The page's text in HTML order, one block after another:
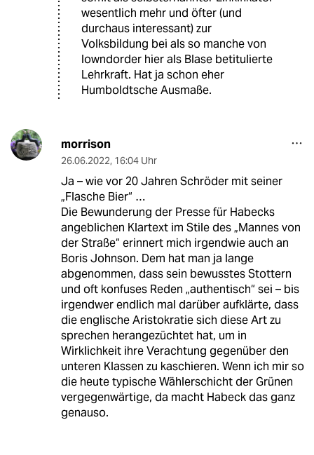
wesentlich mehr und öfter (und
durchaus interessant) zur
Volksbildung bei als so manche von
lowndorder hier als Blase betitulierte
Lehrkraft. Hat ja schon eher
Humboldtsche Ausmaße.
morrison
26.06.2022, 16:04 Uhr
Ja – wie vor 20 Jahren Schröder mit seiner
„Flasche Bier“ …
Die Bewunderung der Presse für Habecks
angeblichen Klartext im Stile des „Mannes von
der Straße“ erinnert mich irgendwie auch an
Boris Johnson. Dem hat man ja lange
abgenommen, dass sein bewusstes Stottern
und oft konfuses Reden „authentisch“ sei – bis
irgendwer endlich mal darüber aufklärte, dass
die englische Aristokratie sich diese Art zu
sprechen herangezüchtet hat, um in
Wirklichkeit ihre Verachtung gegenüber den
unteren Klassen zu kaschieren. Wenn ich mir so
die heute typische Wählerschicht der Grünen
vergegenwärtige, da macht Habeck das ganz
genauso.